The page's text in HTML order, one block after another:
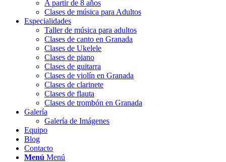
A partir de 8 años
Clases de música para Adultos
Especialidades
Taller de música para adultos
Clases de canto en Granada
Clases de Ukelele
Clases de piano
Clases de guitarra
Clases de violín en Granada
Clases de clarinete
Clases de flauta
Clases de trombón en Granada
Galería
Galería de Imágenes
Equipo
Blog
Contacto
Menú Menú